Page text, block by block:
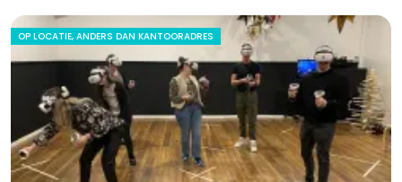
OP LOCATIE, ANDERS DAN KANTOORADRES